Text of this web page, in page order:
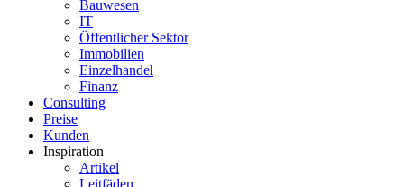
Bauwesen
IT
Öffentlicher Sektor
Immobilien
Einzelhandel
Finanz
Consulting
Preise
Kunden
Inspiration
Artikel
Leitfäden